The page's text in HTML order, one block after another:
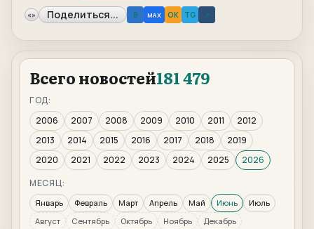
«» Поделиться... B MAX OK TG ↗
Всего новостей181 479
ГОД:
2006
2007 2008 2009 2010 2011
2012
2013
2014 2015 2016 2017 2018
2019
2020
2021 2022 2023 2024 2025
2026
МЕСЯЦ:
Январь Февраль Март Апрель Май Июнь
Июль
Август
Сентябрь Октябрь Ноябрь Декабрь